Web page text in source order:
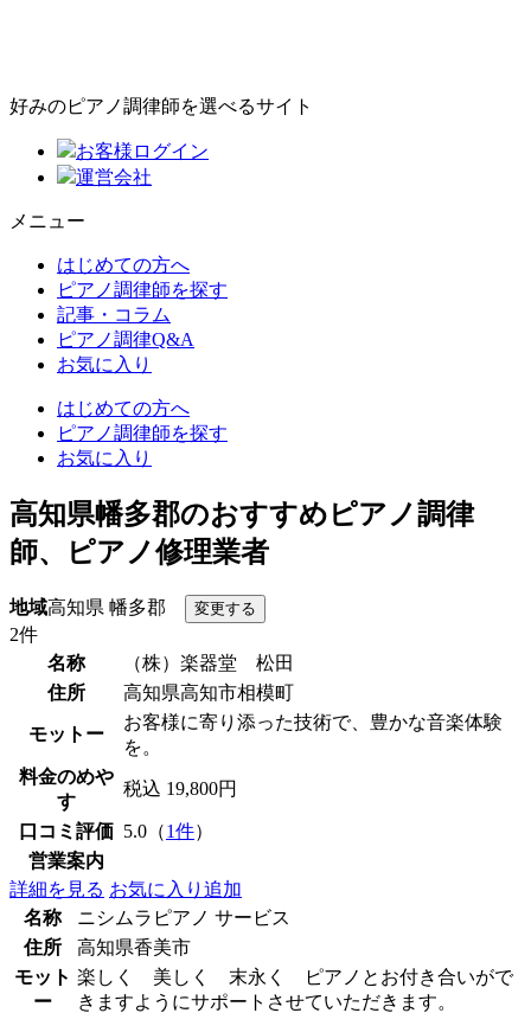
好みのピアノ調律師を選べるサイト
お客様ログイン
運営会社
メニュー
はじめての方へ
ピアノ調律師を探す
記事・コラム
ピアノ調律Q&A
お気に入り
はじめての方へ
ピアノ調律師を探す
お気に入り
高知県幡多郡のおすすめピアノ調律
師、ピアノ修理業者
地域高知県 幡多郡
2件
名称
（株）楽器堂 松田
住所
高知県高知市相模町
モットー
お客様に寄り添った技術で、豊かな音楽体験
を。
料金のめや
す
税込 19,800円
口コミ評価 5.0（1件）
営業案内
詳細を見る お気に入り追加
名称
ニシムラピアノ サービス
住所
高知県香美市
モット
ー
楽しく 美しく 末永く ピアノとお付き合いがで
きますようにサポートさせていただきます。